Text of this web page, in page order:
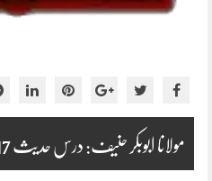
مولانا ابوبکر حنیف: درس حدیث 2017-06-25